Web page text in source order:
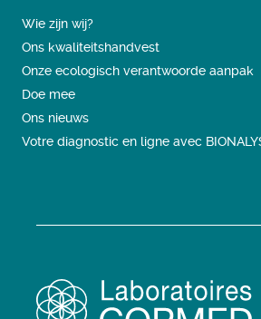
Wie zijn wij?
Ons kwaliteitshandvest
Onze ecologisch verantwoorde aanpak
Doe mee
Ons nieuws
Votre diagnostic en ligne avec